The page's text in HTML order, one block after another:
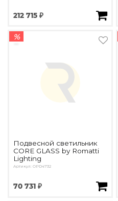
212 715 ₽
%
Подвесной светильник
CORE GLASS by Romatti
Lighting
Артикул: OPD4732
70 731 ₽